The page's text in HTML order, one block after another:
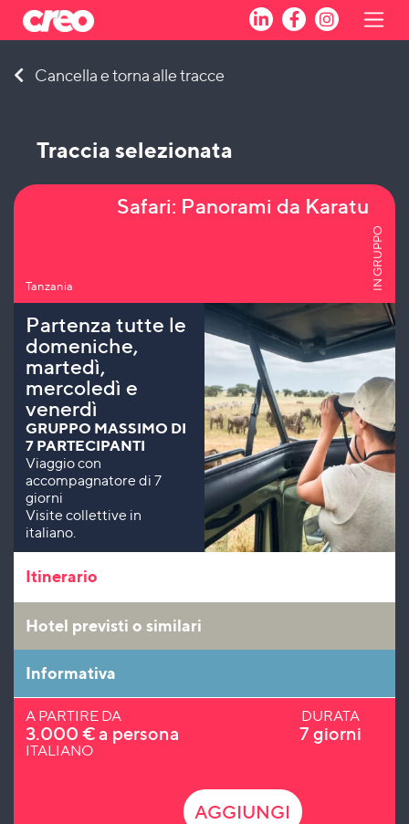
Cancella e torna alle tracce
Traccia selezionata
Tanzania
Safari: Panorami da Karatu
IN GRUPPO
Partenza tutte le
domeniche,
martedì,
mercoledì e
venerdì
GRUPPO MASSIMO DI
7 PARTECIPANTI
Viaggio con
accompagnatore di 7
giorni
Visite collettive in
italiano.
Itinerario
Hotel previsti o similari
Informativa
A PARTIRE DA
3.000 €a persona
ITALIANO
DURATA
7 giorni
AGGIUNGI